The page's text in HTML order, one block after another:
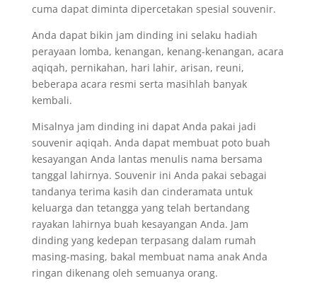
cuma dapat diminta dipercetakan spesial souvenir.
Anda dapat bikin jam dinding ini selaku hadiah
perayaan lomba, kenangan, kenang-kenangan, acara
aqiqah, pernikahan, hari lahir, arisan, reuni,
beberapa acara resmi serta masihlah banyak
kembali.
Misalnya jam dinding ini dapat Anda pakai jadi
souvenir aqiqah. Anda dapat membuat poto buah
kesayangan Anda lantas menulis nama bersama
tanggal lahirnya. Souvenir ini Anda pakai sebagai
tandanya terima kasih dan cinderamata untuk
keluarga dan tetangga yang telah bertandang
rayakan lahirnya buah kesayangan Anda. Jam
dinding yang kedepan terpasang dalam rumah
masing-masing, bakal membuat nama anak Anda
ringan dikenang oleh semuanya orang.